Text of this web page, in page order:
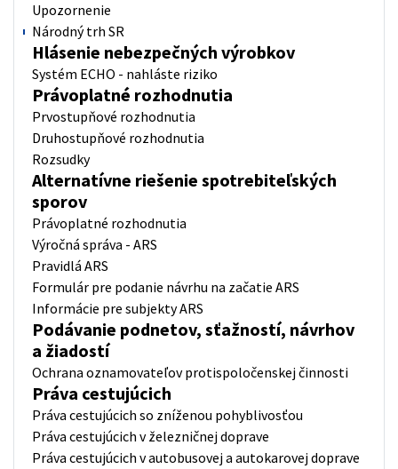
Upozornenie
Národný trh SR
Hlásenie nebezpečných výrobkov
Systém ECHO - nahláste riziko
Právoplatné rozhodnutia
Prvostupňové rozhodnutia
Druhostupňové rozhodnutia
Rozsudky
Alternatívne riešenie spotrebiteľských
sporov
Právoplatné rozhodnutia
Výročná správa - ARS
Pravidlá ARS
Formulár pre podanie návrhu na začatie ARS
Informácie pre subjekty ARS
Podávanie podnetov, sťažností, návrhov
a žiadostí
Ochrana oznamovateľov protispoločenskej činnosti
Práva cestujúcich
Práva cestujúcich so zníženou pohyblivosťou
Práva cestujúcich v železničnej doprave
Práva cestujúcich v autobusovej a autokarovej doprave